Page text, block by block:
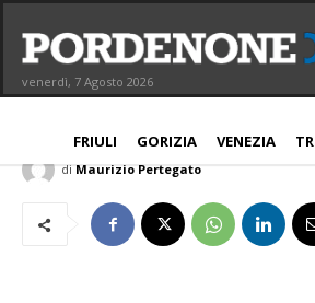
venerdì, 7 Agosto 2026
FRIULI GORIZIA VENEZIA
Fidapa, convegno su
per i tumori in
PORDENONE
di Maurizio Pertegato